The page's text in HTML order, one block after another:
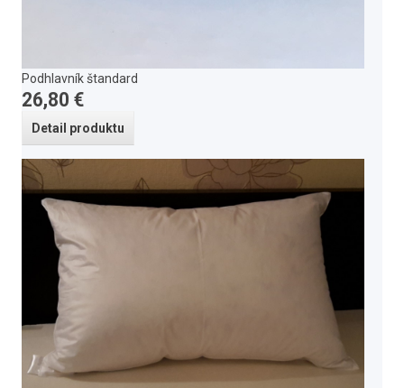
Podhlavník štandard
26,80 €
Detail produktu